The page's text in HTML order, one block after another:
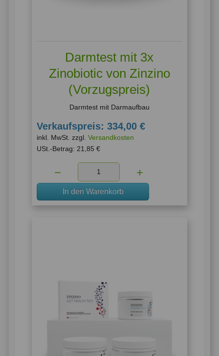
Darmtest mit 3x
Zinobiotic von Zinzino
(Vorzugspreis)
Darmtest mit Darmaufbau
Verkaufspreis:334,00 €
inkl. MwSt. zzgl.Versandkosten
USt.-Betrag: 21,85 €
In den Warenkorb